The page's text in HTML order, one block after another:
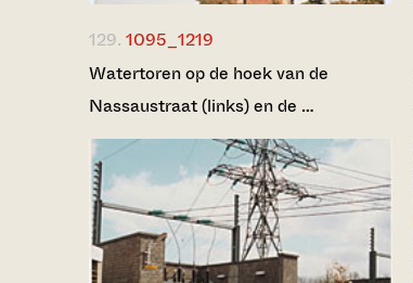
129. 1095_1219
Watertoren op de hoek van de
Nassaustraat (links) en de …